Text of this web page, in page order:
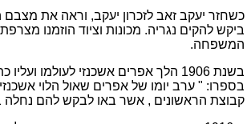
כשחזר יעקב זאב לזכרון יעקב, וראה את
ביקש להקים נגריה. מכונות וציוד הוזמנו
המשפחה.
בשנת 1906 הלך אפרים אשכנזי לעולמו
בספרו: " ערב יומו של אפרים שאול הלוי
קבוצת הראשונים , אשר באו לבקש להם